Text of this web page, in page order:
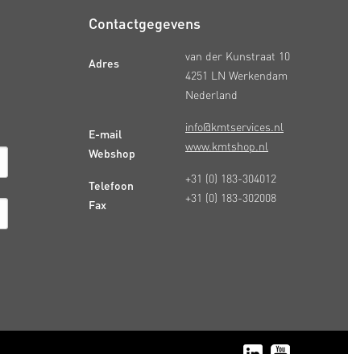
Contactgegevens
Adres
E-mail
Webshop
Telefoon
Fax
van der Kunstraat 10
4251 LN Werkendam
Nederland
info@kmtservices.nl
www.kmtshop.nl
+31 (0) 183-304012
+31 (0) 183-302008